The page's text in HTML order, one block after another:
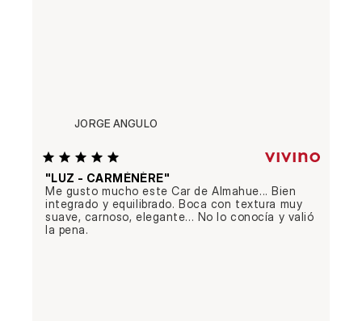
JORGE ANGULO
"LUZ - CARMÉNÈRE"
Me gusto mucho este Car de Almahue... Bien
integrado y equilibrado. Boca con textura muy
suave, carnoso, elegante... No lo conocía y valió
la pena.